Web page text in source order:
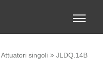
Toggle
Attuatori singoli JLDQ.14B